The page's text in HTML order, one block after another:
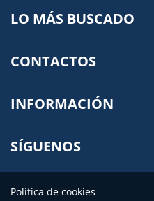
LO MÁS BUSCADO
CONTACTOS
INFORMACIÓN
SÍGUENOS
Politica de cookies